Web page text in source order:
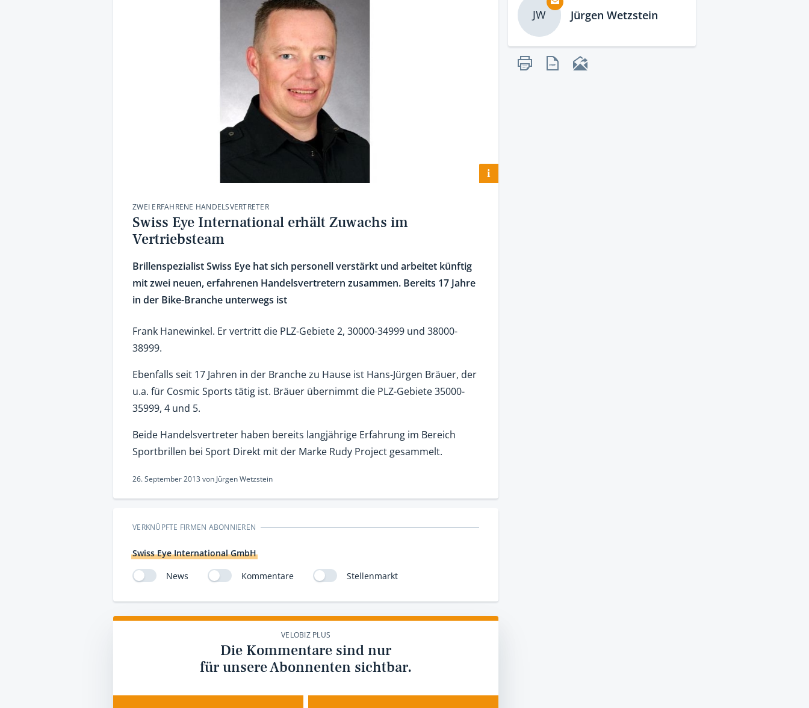
i
ZWEI ERFAHRENE HANDELSVERTRETER
Swiss Eye International erhält Zuwachs im
Vertriebsteam
Brillenspezialist Swiss Eye hat sich personell verstärkt und arbeitet künftig
mit zwei neuen, erfahrenen Handelsvertretern zusammen. Bereits 17 Jahre
in der Bike-Branche unterwegs ist
Frank Hanewinkel. Er vertritt die PLZ-Gebiete 2, 30000-34999 und 38000-
38999.
Ebenfalls seit 17 Jahren in der Branche zu Hause ist Hans-Jürgen Bräuer, der
u.a. für Cosmic Sports tätig ist. Bräuer übernimmt die PLZ-Gebiete 35000-
35999, 4 und 5.
Beide Handelsvertreter haben bereits langjährige Erfahrung im Bereich
Sportbrillen bei Sport Direkt mit der Marke Rudy Project gesammelt.
26. September 2013 von Jürgen Wetzstein
VERKNÜPFTE FIRMEN ABONNIEREN
Swiss Eye International GmbH
News
Kommentare Stellenmarkt
VELOBIZ PLUS
Die Kommentare sind nur
für unsere Abonnenten sichtbar.
JW Jürgen Wetzstein